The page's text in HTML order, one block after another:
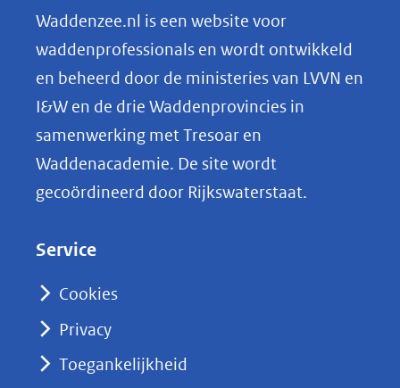
n
o
p
k
e
nieuw
Waddenzee.nl is een website voor
waddenprofessionals en wordt ontwikkeld
en beheerd door de ministeries van LVVN en
I&W en de drie Waddenprovincies in
samenwerking met Tresoar en
Waddenacademie. De site wordt
gecoördineerd door Rijkswaterstaat.
Service
Cookies
Privacy
Toegankelijkheid